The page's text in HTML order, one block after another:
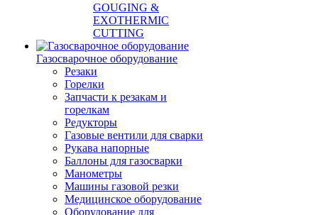
GOUGING &
EXOTHERMIC
CUTTING
Газосварочное оборудование
Резаки
Горелки
Запчасти к резакам и
горелкам
Редукторы
Газовые вентили для сварки
Рукава напорные
Баллоны для газосварки
Манометры
Машины газовой резки
Медицинское оборудование
Оборудование для